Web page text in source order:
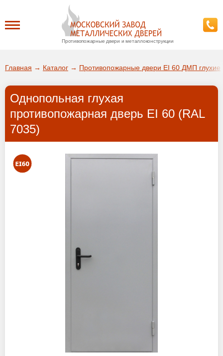
Противопожарные двери и металлоконструкции
ДА!
О заводе
Доставка
Покупателям
ЗАПРОСИТЬ РАСЧЕТ
Главная → Каталог → Противопожарные двери EI 60 ДМП глухие
Однопольная глухая
противопожарная дверь EI 60 (RAL
7035)